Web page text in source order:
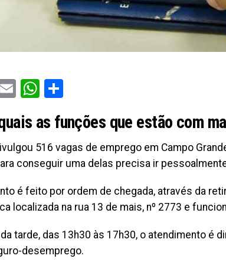
EmailWhatsApp
as funções que estão com
516 vagas de emprego em Campo
conseguir uma delas precisa ir
é feito por ordem de chegada, através da
localizada na rua 13 de mais, nº 2773 e
tarde, das 13h30 às 17h30, o atendimento é
desemprego.